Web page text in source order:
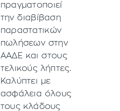
πραγματοποιεί
την διαβίβαση
παραστατικών
πωλήσεων στην
ΑΑΔΕ και στους
τελικούς λήπτες.
Καλύπτει με
ασφάλεια όλους
τους κλάδους